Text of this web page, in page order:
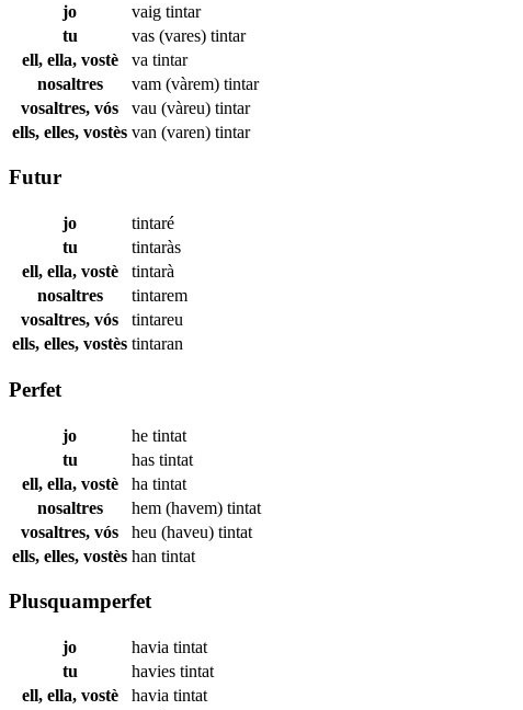
jo vaig tintar
tu
vas (vares) tintar
ell, ella, vostè
va tintar
nosaltres
vam (vàrem) tintar
vosaltres, vós
vau (vàreu) tintar
ells, elles, vostès van (varen) tintar
Futur
jo
tintaré
tu
tintaràs
ell, ella, vostè
tintarà
nosaltres
tintarem
vosaltres, vós
tintareu
ells, elles, vostès tintaran
Perfet
jo he tintat
tu
has tintat
ell, ella, vostè
ha tintat
nosaltres
hem (havem) tintat
vosaltres, vós
heu (haveu) tintat
ells, elles, vostès han tintat
Plusquamperfet
jo havia tintat
tu
havies tintat
ell, ella, vostè
havia tintat